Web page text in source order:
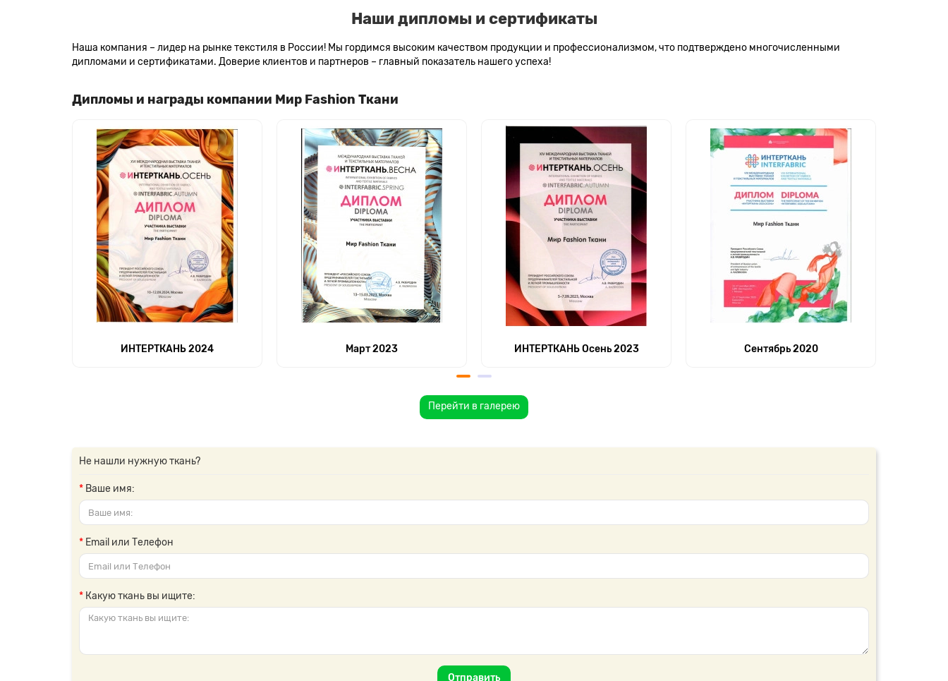
Наши дипломы и сертификаты
Наша компания – лидер на рынке текстиля в России! Мы гордимся высоким качеством продукции и профессионализмом, что подтверждено многочисленными
дипломами и сертификатами. Доверие клиентов и партнеров – главный показатель нашего успеха!
Дипломы и награды компании Мир Fashion Ткани
ИНТЕРТКАНЬ 2024 Март 2023 ИНТЕРТКАНЬ Осень 2023 Сентябрь 2020
Перейти в галерею
Не нашли нужную ткань?
Ваше имя:
Email или Телефон
Какую ткань вы ищите:
Отправить